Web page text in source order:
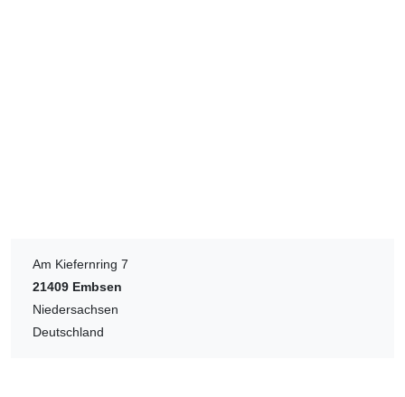
Am Kiefernring 7
21409 Embsen
Niedersachsen
Deutschland